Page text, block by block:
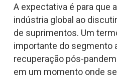
A expectativa é para que
indústria global ao
de suprimentos. Um
importante do segmento
recuperação pós-
em um momento onde